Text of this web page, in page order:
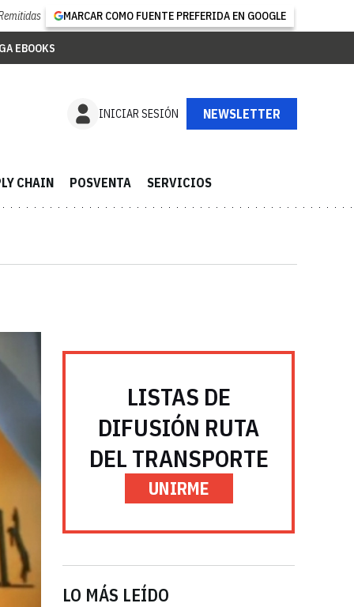
MARCAR COMO FUENTE PREFERIDA EN GOOGLE
EBOOKS
INICIAR SESIÓN SUSCRÍBETE
CHAIN POSVENTA SERVICIOS
LISTAS DE
DIFUSIÓN RUTA
DEL TRANSPORTE
UNIRME
LO MÁS LEÍDO